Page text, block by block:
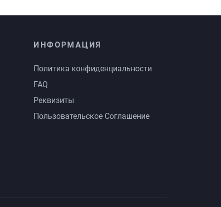
ИНФОРМАЦИЯ
Политика конфиденциальности
FAQ
Реквизиты
Пользовательское Соглашение